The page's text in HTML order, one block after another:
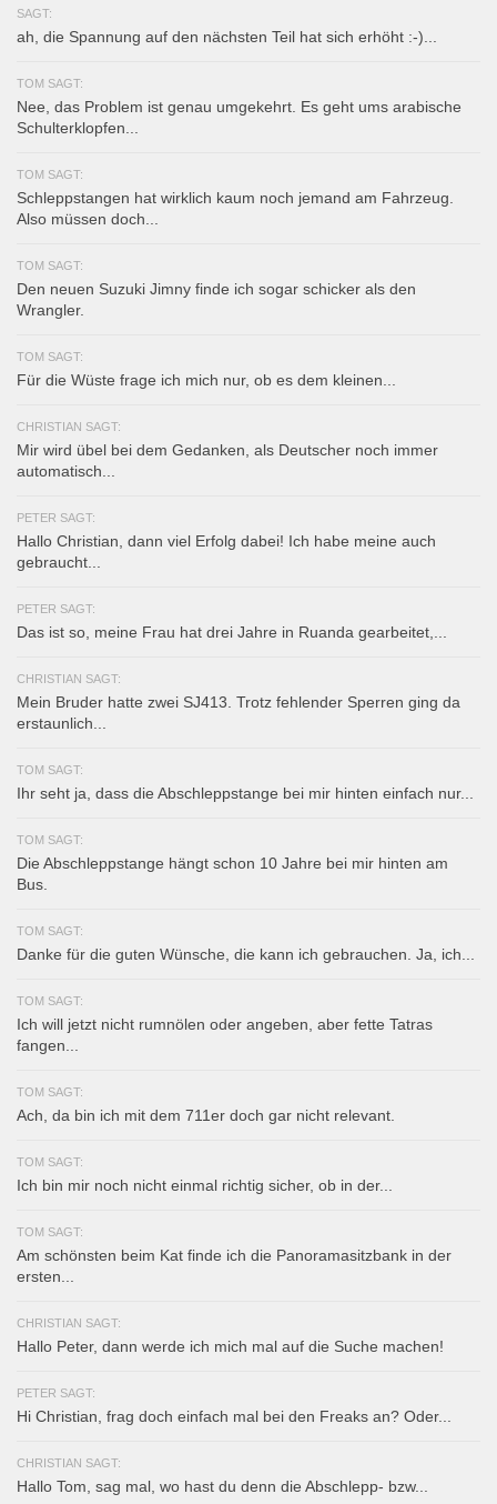
SAGT:
ah, die Spannung auf den nächsten Teil hat sich erhöht :-)...
TOM SAGT:
Nee, das Problem ist genau umgekehrt. Es geht ums arabische
Schulterklopfen...
TOM SAGT:
Schleppstangen hat wirklich kaum noch jemand am Fahrzeug.
Also müssen doch...
TOM SAGT:
Den neuen Suzuki Jimny finde ich sogar schicker als den
Wrangler.
TOM SAGT:
Für die Wüste frage ich mich nur, ob es dem kleinen...
CHRISTIAN SAGT:
Mir wird übel bei dem Gedanken, als Deutscher noch immer
automatisch...
PETER SAGT:
Hallo Christian, dann viel Erfolg dabei! Ich habe meine auch
gebraucht...
PETER SAGT:
Das ist so, meine Frau hat drei Jahre in Ruanda gearbeitet,...
CHRISTIAN SAGT:
Mein Bruder hatte zwei SJ413. Trotz fehlender Sperren ging da
erstaunlich...
TOM SAGT:
Ihr seht ja, dass die Abschleppstange bei mir hinten einfach nur...
TOM SAGT:
Die Abschleppstange hängt schon 10 Jahre bei mir hinten am
Bus.
TOM SAGT:
Danke für die guten Wünsche, die kann ich gebrauchen. Ja, ich...
TOM SAGT:
Ich will jetzt nicht rumnölen oder angeben, aber fette Tatras
fangen...
TOM SAGT:
Ach, da bin ich mit dem 711er doch gar nicht relevant.
TOM SAGT:
Ich bin mir noch nicht einmal richtig sicher, ob in der...
TOM SAGT:
Am schönsten beim Kat finde ich die Panoramasitzbank in der
ersten...
CHRISTIAN SAGT:
Hallo Peter, dann werde ich mich mal auf die Suche machen!
PETER SAGT:
Hi Christian, frag doch einfach mal bei den Freaks an? Oder...
CHRISTIAN SAGT:
Hallo Tom, sag mal, wo hast du denn die Abschlepp- bzw...